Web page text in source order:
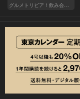
グルメトリビア！飲み会やデートで会話のネタになるQ＆A